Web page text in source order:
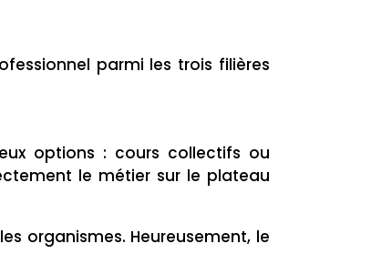
parmi les trois filières
options : cours collectifs ou
le métier sur le plateau
organismes. Heureusement, le